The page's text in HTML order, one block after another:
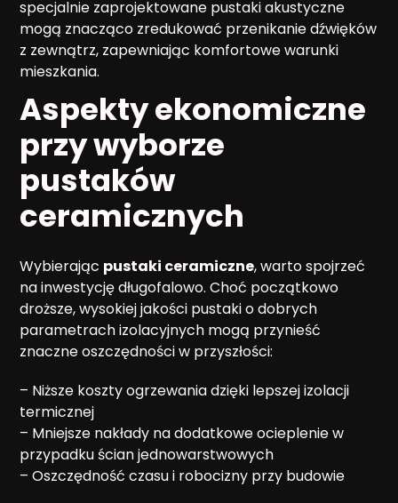
specjalnie zaprojektowane pustaki akustyczne
mogą znacząco zredukować przenikanie dźwięków
z zewnątrz, zapewniając komfortowe warunki
mieszkania.
Aspekty ekonomiczne
przy wyborze
pustaków
ceramicznych
Wybierając pustaki ceramiczne, warto spojrzeć
na inwestycję długofalowo. Choć początkowo
droższe, wysokiej jakości pustaki o dobrych
parametrach izolacyjnych mogą przynieść
znaczne oszczędności w przyszłości:
– Niższe koszty ogrzewania dzięki lepszej izolacji
termicznej
– Mniejsze nakłady na dodatkowe ocieplenie w
przypadku ścian jednowarstwowych
– Oszczędność czasu i robocizny przy budowie